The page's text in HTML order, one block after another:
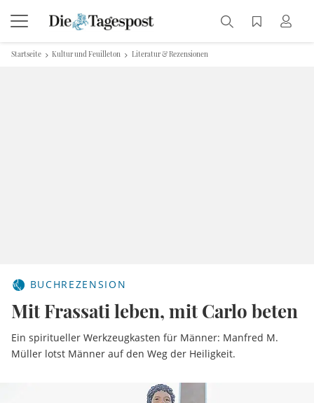
Startseite Kultur und Feuilleton Literatur & Rezensionen
BUCHREZENSION
Mit Frassati leben, mit Carlo beten
Ein spiritueller Werkzeugkasten für Männer: Manfred M.
Müller lotst Männer auf den Weg der Heiligkeit.